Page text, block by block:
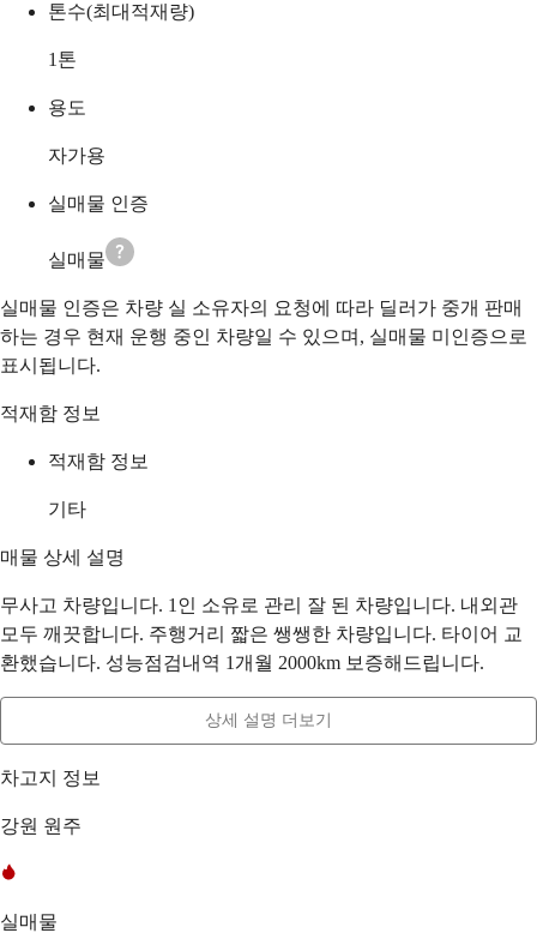
톤수(최대적재량)
1 톤
용도
자가용
실매물 인증
실매물
실매물 인증은 차량 실 소유자의 요청에 따라 딜러가 중개 판매
하는 경우 현재 운행 중인 차량일 수 있으며, 실매물 미인증으로
표시됩니다.
적재함 정보
적재함 정보
기타
매물 상세 설명
무사고 차량입니다. 1인 소유로 관리 잘 된 차량입니다. 내외관
모두 깨끗합니다. 주행거리 짧은 쌩쌩한 차량입니다. 타이어 교
환했습니다. 성능점검내역 1개월 2000km 보증해드립니다.
상세 설명 더보기
차고지 정보
강원 원주
실매물